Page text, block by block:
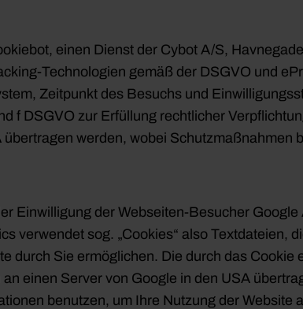
einen Dienst der Cybot A/S,
Technologien gemäß der DSGVO und
Zeitpunkt des Besuchs und
f DSGVO zur Erfüllung rechtlicher
werden, wobei Schutzmaßnahmen
Einwilligung der Webseiten-Besucher
verwendet sog. „Cookies“ also Textdateien,
durch Sie ermöglichen. Die durch das
einen Server von Google in den USA
benutzen, um Ihre Nutzung der